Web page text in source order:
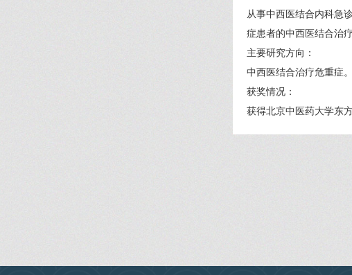
从事中西医结合内科急
症患者的中西医结合治
主要研究方向：
中西医结合治疗危重症。
获奖情况：
获得北京中医药大学东